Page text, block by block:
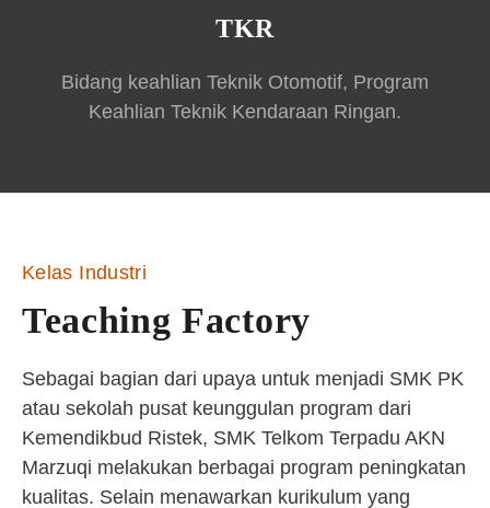
TKR
Bidang keahlian Teknik Otomotif, Program
Keahlian Teknik Kendaraan Ringan.
Kelas Industri
Teaching Factory
Sebagai bagian dari upaya untuk menjadi SMK PK
atau sekolah pusat keunggulan program dari
Kemendikbud Ristek, SMK Telkom Terpadu AKN
Marzuqi melakukan berbagai program peningkatan
kualitas. Selain menawarkan kurikulum yang